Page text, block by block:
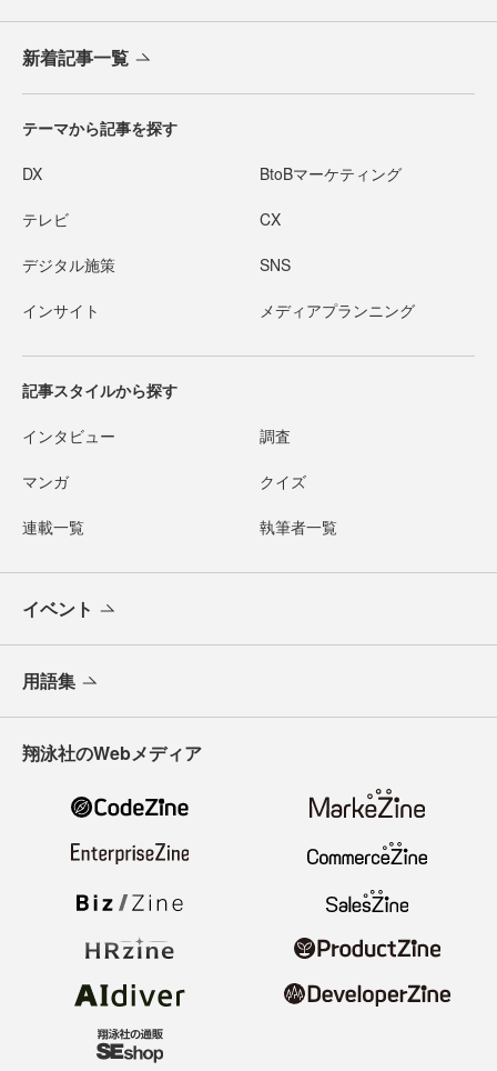
新着記事一覧
テーマから記事を探す
DX BtoBマーケティング
テレビ CX
デジタル施策 SNS
インサイト メディアプランニング
記事スタイルから探す
インタビュー 調査
マンガ クイズ
連載一覧 執筆者一覧
イベント
用語集
翔泳社のWebメディア